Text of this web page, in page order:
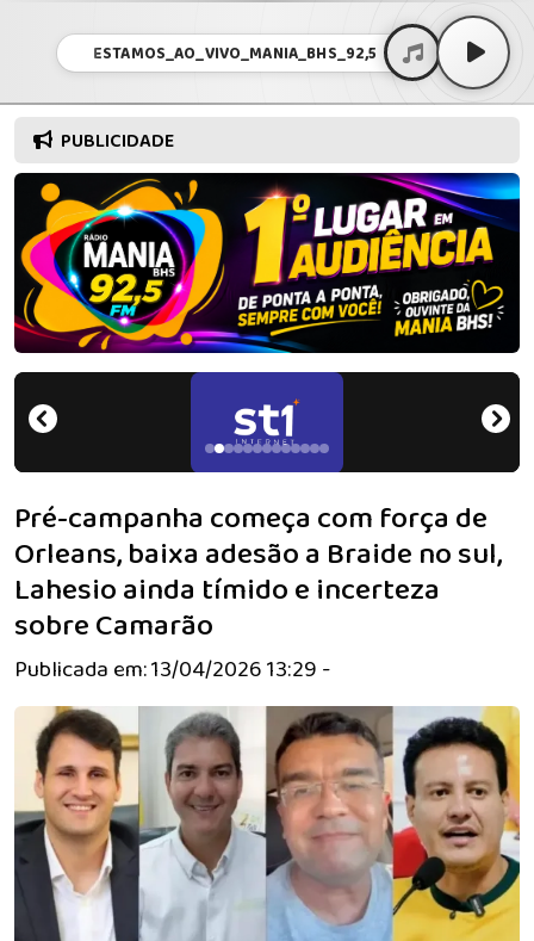
ESTAMOS_AO_VIVO_MANIA_BHS_92,5
PUBLICIDADE
Pré-campanha começa com força de
Orleans, baixa adesão a Braide no sul,
Lahesio ainda tímido e incerteza
sobre Camarão
Publicada em: 13/04/2026 13:29 -